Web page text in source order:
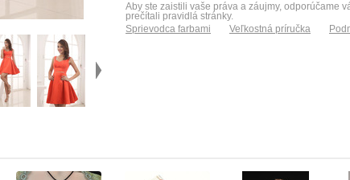
Aby ste zaistili vaše práva a záujmy, odporúčame
prečítali pravidlá stránky.
Sprievodca farbami
Veľkostná príručka